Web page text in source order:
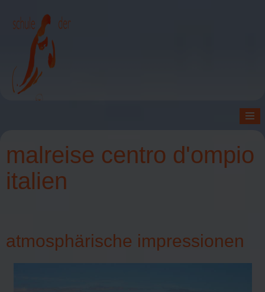
≡
malreise centro d'ompio
italien
atmosphärische impressionen